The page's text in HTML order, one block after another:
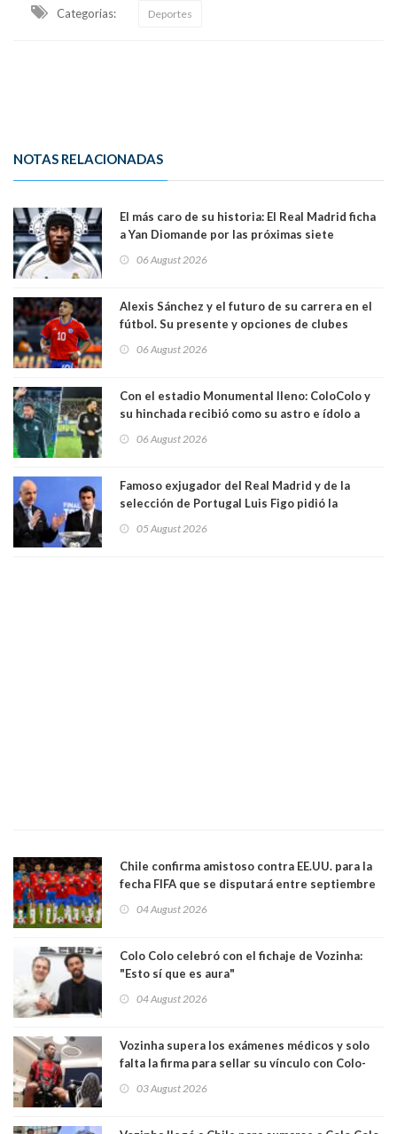
Categorias: Deportes
NOTAS RELACIONADAS
El más caro de su historia: El Real Madrid ficha
a Yan Diomande por las próximas siete
06 August 2026
Alexis Sánchez y el futuro de su carrera en el
fútbol. Su presente y opciones de clubes
06 August 2026
Con el estadio Monumental lleno: ColoColo y
su hinchada recibió como su astro e ídolo a
06 August 2026
Famoso exjugador del Real Madrid y de la
selección de Portugal Luis Figo pidió la
comportamiento más bajo y cobarde que he
05 August 2026
Chile confirma amistoso contra EE.UU. para la
fecha FIFA que se disputará entre septiembre
04 August 2026
Colo Colo celebró con el fichaje de Vozinha:
"Esto sí que es aura"
04 August 2026
Vozinha supera los exámenes médicos y solo
falta la firma para sellar su vínculo con Colo-
03 August 2026